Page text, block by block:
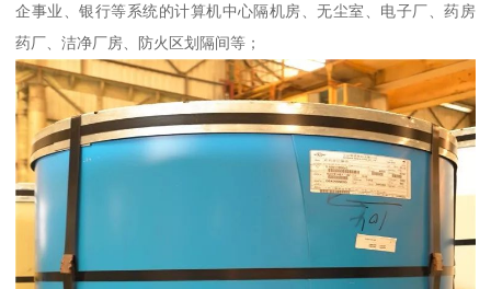
企事业、银行等系统的计算机中心隔机房、无尘室、电子厂、药房
药厂、洁净厂房、防火区划隔间等；